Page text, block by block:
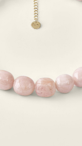
примерить,
можете по адресу